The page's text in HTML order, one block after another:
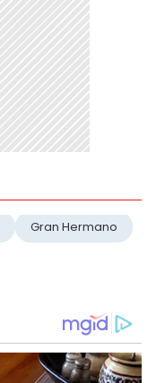
Gran Hermano